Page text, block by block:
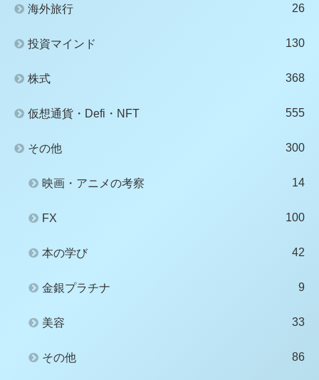
海外旅行 26
投資マインド 130
株式 368
仮想通貨・Defi・NFT 555
その他 300
映画・アニメの考察 14
FX 100
本の学び 42
金銀プラチナ 9
美容 33
その他 86